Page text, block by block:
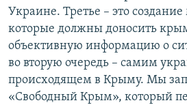
Украине. Третье – это
которые должны доносить
объективную информацию о
во вторую очередь – самим
происходящем в Крыму. Мы
«Свободный Крым», который